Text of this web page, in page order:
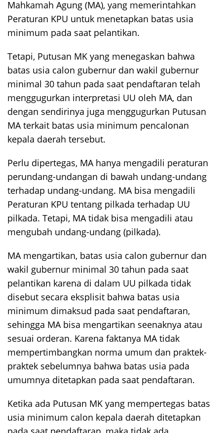
Mahkamah Agung (MA), yang memerintahkan
Peraturan KPU untuk menetapkan batas usia
minimum pada saat pelantikan.
Tetapi, Putusan MK yang menegaskan bahwa
batas usia calon gubernur dan wakil gubernur
minimal 30 tahun pada saat pendaftaran telah
menggugurkan interpretasi UU oleh MA, dan
dengan sendirinya juga menggugurkan Putusan
MA terkait batas usia minimum pencalonan
kepala daerah tersebut.
Perlu dipertegas, MA hanya mengadili peraturan
perundang-undangan di bawah undang-undang
terhadap undang-undang. MA bisa mengadili
Peraturan KPU tentang pilkada terhadap UU
pilkada. Tetapi, MA tidak bisa mengadili atau
mengubah undang-undang (pilkada).
MA mengartikan, batas usia calon gubernur dan
wakil gubernur minimal 30 tahun pada saat
pelantikan karena di dalam UU pilkada tidak
disebut secara eksplisit bahwa batas usia
minimum dimaksud pada saat pendaftaran,
sehingga MA bisa mengartikan seenaknya atau
sesuai orderan. Karena faktanya MA tidak
mempertimbangkan norma umum dan praktek-
praktek sebelumnya bahwa batas usia pada
umumnya ditetapkan pada saat pendaftaran.
Ketika ada Putusan MK yang mempertegas batas
usia minimum calon kepala daerah ditetapkan